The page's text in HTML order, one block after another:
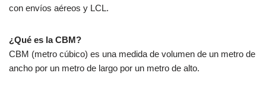
con envíos aéreos y LCL.
¿Qué es la CBM?
CBM (metro cúbico) es una medida de volumen de un metro de
ancho por un metro de largo por un metro de alto.